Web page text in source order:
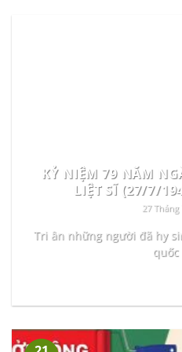
KỶ NIỆM 79 NĂM
LIỆT SĨ (27/7/
27 Tháng
Tri ân những người đã hy